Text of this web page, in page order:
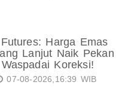
Harga Emas
Lanjut Naik Pekan
Koreksi!
07-08-2026,16:39 WIB